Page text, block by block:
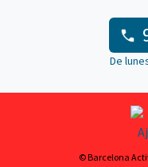
De
© Barcelona